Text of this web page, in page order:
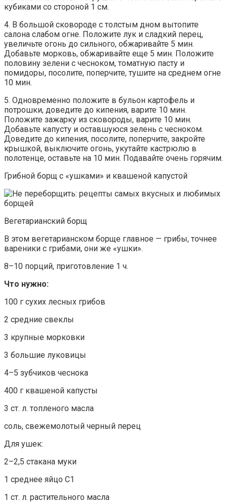
кубиками со стороной 1 см.
4. В большой сковороде с толстым дном вытопите
салона слабом огне. Положите лук и сладкий перец,
увеличьте огонь до сильного, обжаривайте 5 мин.
Добавьте морковь, обжаривайте еще 5 мин. Положите
половину зелени с чесноком, томатную пасту и
помидоры, посолите, поперчите, тушите на среднем огне
10 мин.
5. Одновременно положите в бульон картофель и
потрошки, доведите до кипения, варите 10 мин.
Положите зажарку из сковороды, варите 10 мин.
Добавьте капусту и оставшуюся зелень с чесноком.
Доведите до кипения, посолите, поперчите, закройте
крышкой, выключите огонь, укутайте кастрюлю в
полотенце, оставьте на 10 мин. Подавайте очень горячим.
Грибной борщ с «ушками» и квашеной капустой
Вегетарианский борщ
В этом вегетарианском борще главное — грибы, точнее
вареники с грибами, они же «ушки».
8–10 порций, приготовление 1 ч.
Что нужно:
100 г сухих лесных грибов
2 средние свеклы
3 крупные морковки
3 большие луковицы
4–5 зубчиков чеснока
400 г квашеной капусты
3 ст. л. топленого масла
соль, свежемолотый черный перец
Для ушек:
2–2,5 стакана муки
1 среднее яйцо С1
1 ст. л. растительного масла